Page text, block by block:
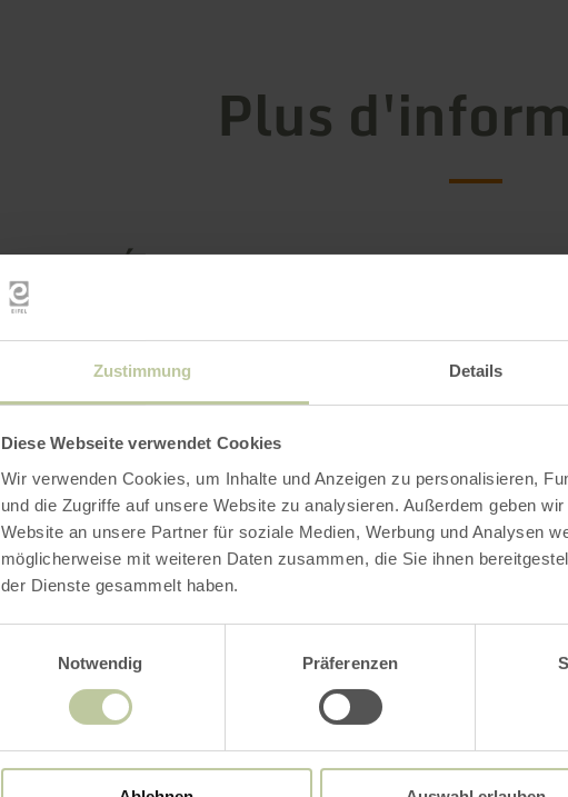
Zustimmung Details
Diese Webseite verwendet Cookies
Wir verwenden Cookies, um Inhalte und Anzeigen zu personalisieren,
und die Zugriffe auf unsere Website zu analysieren. Außerdem geben
Website an unsere Partner für soziale Medien, Werbung und Analysen
möglicherweise mit weiteren Daten zusammen, die Sie ihnen
der Dienste gesammelt haben.
Notwendig
Präferenzen
Plus
Équipements